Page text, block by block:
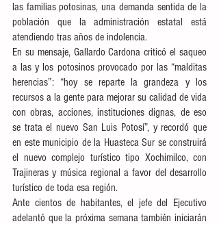
las familias potosinas, una demanda sentida de la
población que la administración estatal está
atendiendo tras años de indolencia.
En su mensaje, Gallardo Cardona criticó el saqueo
a las y los potosinos provocado por las “malditas
herencias”: “hoy se reparte la grandeza y los
recursos a la gente para mejorar su calidad de vida
con obras, acciones, instituciones dignas, de eso
se trata el nuevo San Luis Potosí”, y recordó que
en este municipio de la Huasteca Sur se construirá
el nuevo complejo turístico tipo Xochimilco, con
Trajineras y música regional a favor del desarrollo
turístico de toda esa región.
Ante cientos de habitantes, el jefe del Ejecutivo
adelantó que la próxima semana también iniciarán